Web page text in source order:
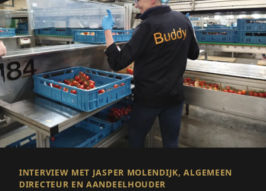
INTERVIEW MET JASPER MOLENDIJK, ALGEMEEN
DIRECTEUR EN AANDEELHOUDER